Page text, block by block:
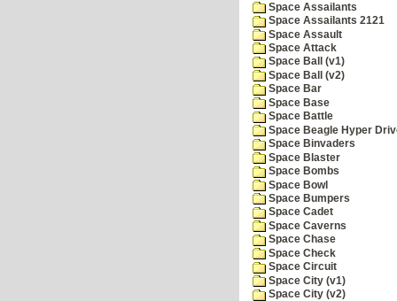
Space Assailants
Space Assailants 2121
Space Assault
Space Attack
Space Ball (v1)
Space Ball (v2)
Space Bar
Space Base
Space Battle
Space Beagle Hyper
Space Binvaders
Space Blaster
Space Bombs
Space Bowl
Space Bumpers
Space Cadet
Space Caverns
Space Chase
Space Check
Space Circuit
Space City (v1)
Space City (v2)